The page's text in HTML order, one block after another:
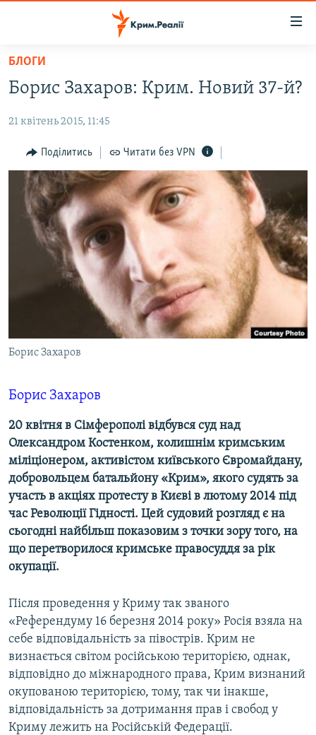
Перейти
основного
Перейти
навігації
Перейти
пошуку
ВОДА.КРИМ
ВІДЕО ТА ФОТО
ПОЛІТИКА
БЛОГИ
ПОГЛЯД
ІНТЕРВ'Ю
ВСЕ ЗА ДЕНЬ
СПЕЦПРОЕКТИ
ВІДЕОУРОКИ «ELIFBE»
СВІДЧЕННЯ ОКУПАЦІЇ
ІНФОГРАФІКА
ЯК ОБІЙТИ БЛОКУВАННЯ
Русский
ДОЛУЧАЙСЯ!
Усі сайти RFE/RL
БЛОГИ
Борис Захаров: Крим. Новий 37-й?
21 квітень 2015, 11:45
Поділитись Читати без VPN
Борис Захаров
Борис Захаров
20 квітня в Сімферополі відбувся суд над
Олександром Костенком, колишнім кримським
міліціонером, активістом київського Євромайдану,
добровольцем батальйону «Крим», якого судять за
участь в акціях протесту в Києві в лютому 2014 під
час Революції Гідності. Цей судовий розгляд є на
сьогодні найбільш показовим з точки зору того, на
що перетворилося кримське правосуддя за рік
окупації.
Після проведення у Криму так званого
«Референдуму 16 березня 2014 року» Росія взяла на
себе відповідальність за півострів. Крим не
визнається світом російською територією, однак,
відповідно до міжнародного права, Крим визнаний
окупованою територією, тому, так чи інакше,
відповідальність за дотримання прав і свобод у
Криму лежить на Російській Федерації.